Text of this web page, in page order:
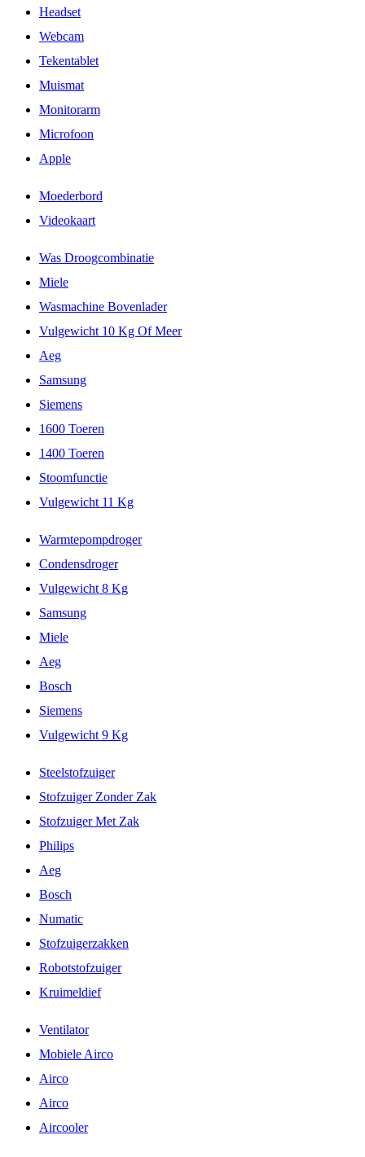
Headset
Webcam
Tekentablet
Muismat
Monitorarm
Microfoon
Apple
Moederbord
Videokaart
Was Droogcombinatie
Miele
Wasmachine Bovenlader
Vulgewicht 10 Kg Of Meer
Aeg
Samsung
Siemens
1600 Toeren
1400 Toeren
Stoomfunctie
Vulgewicht 11 Kg
Warmtepompdroger
Condensdroger
Vulgewicht 8 Kg
Samsung
Miele
Aeg
Bosch
Siemens
Vulgewicht 9 Kg
Steelstofzuiger
Stofzuiger Zonder Zak
Stofzuiger Met Zak
Philips
Aeg
Bosch
Numatic
Stofzuigerzakken
Robotstofzuiger
Kruimeldief
Ventilator
Mobiele Airco
Airco
Airco
Aircooler